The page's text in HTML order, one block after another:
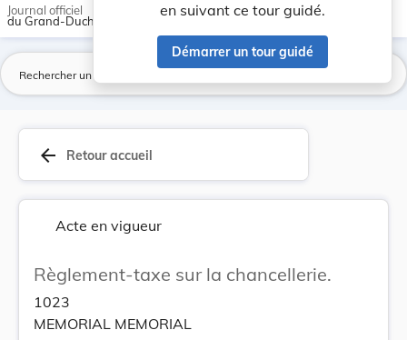
en suivant ce tour guidé.
Démarrer un tour guidé
Journal officiel
du Grand-Duché de Luxembourg
arrow_back Retour accueil
Acte en vigueur
Règlement-taxe sur la chancellerie.
1023
MEMORIAL MEMORIAL